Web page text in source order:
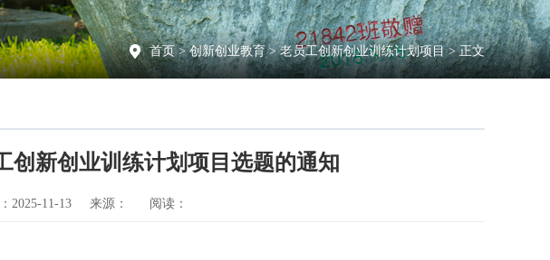
首页 > 创新创业教育 > 老员工创新创业训练计划项目 > 正文
创新创业训练计划项目选题的通知
2025-11-13 来源： 阅读：